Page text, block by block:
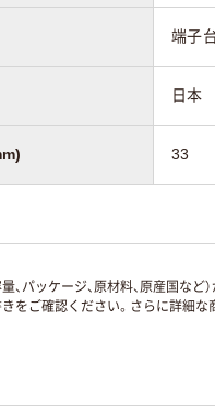
端子
日本
33
パッケージ、原材料、原産国な
ご確認ください。さらに詳細な